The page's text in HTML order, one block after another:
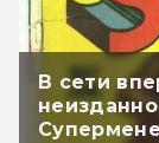
В сети